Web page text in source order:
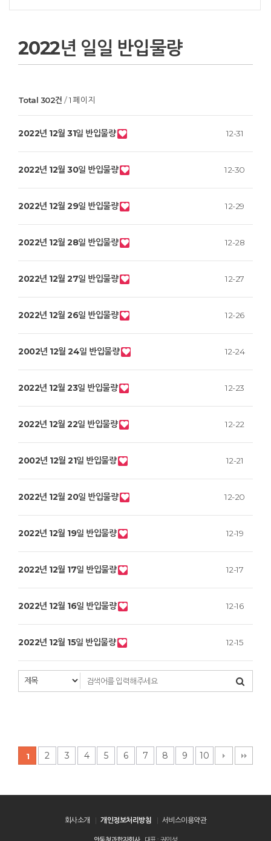
2022년 일일 반입물량
Total 302건 1 페이지
2022년 12월 31일 반입물량 12-31
2022년 12월 30일 반입물량 12-30
2022년 12월 29일 반입물량 12-29
2022년 12월 28일 반입물량 12-28
2022년 12월 27일 반입물량 12-27
2022년 12월 26일 반입물량 12-26
2002년 12월 24일 반입물량 12-24
2022년 12월 23일 반입물량 12-23
2022년 12월 22일 반입물량 12-22
2002년 12월 21일 반입물량 12-21
2022년 12월 20일 반입물량 12-20
2022년 12월 19일 반입물량 12-19
2022년 12월 17일 반입물량 12-17
2022년 12월 16일 반입물량 12-16
2022년 12월 15일 반입물량 12-15
1 2 3 4 5 6 7 8 9 10
회사소개 개인정보처리방침 서비스이용약관